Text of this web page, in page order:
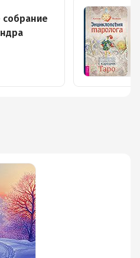
собрание